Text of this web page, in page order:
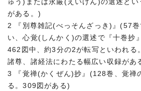
ゅう)または永厳(えいげん)の選述とい
がある。)
2 『別尊雑記(べっそんざっき)』(57
い、心覚(しんかく)の選述で『十巻抄
462図中、約3分の2が転写といわれる
諸尊、諸経法にわたる幅広い収録があ
3 『覚禅(かくぜん)抄』(128巻、覚禅
る。309図がある)